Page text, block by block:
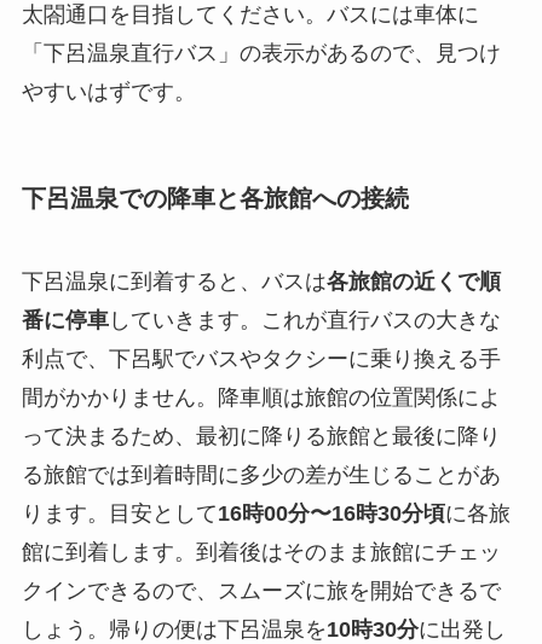
太閤通口を目指してください。バスには車体に
「下呂温泉直行バス」の表示があるので、見つけ
やすいはずです。
下呂温泉での降車と各旅館への接続
下呂温泉に到着すると、バスは各旅館の近くで順
番に停車していきます。これが直行バスの大きな
利点で、下呂駅でバスやタクシーに乗り換える手
間がかかりません。降車順は旅館の位置関係によ
って決まるため、最初に降りる旅館と最後に降り
る旅館では到着時間に多少の差が生じることがあ
ります。目安として16時00分〜16時30分頃に各旅
館に到着します。到着後はそのまま旅館にチェッ
クインできるので、スムーズに旅を開始できるで
しょう。帰りの便は下呂温泉を10時30分に出発し